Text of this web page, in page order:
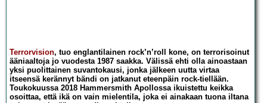
Terrorvision, tuo englantilainen rock’n’roll kone, on terrorisoinut
ääniaaltoja jo vuodesta 1987 saakka. Välissä ehti olla ainoastaan
yksi puolittainen suvantokausi, jonka jälkeen uutta virtaa
itseensä kerännyt bändi on jatkanut eteenpäin rock-tiellään.
Toukokuussa 2018 Hammersmith Apollossa ikuistettu keikka
osoittaa, että ikä on vain mielentila, joka ei ainakaan tuona iltana